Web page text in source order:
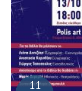
11